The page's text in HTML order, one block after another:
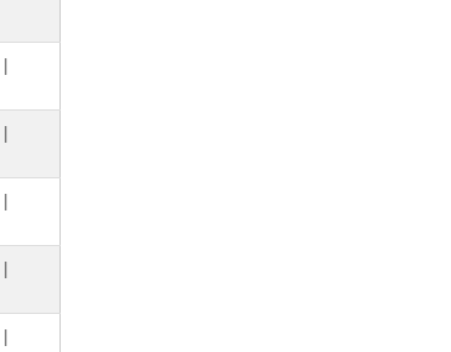
|
|
|
|
|